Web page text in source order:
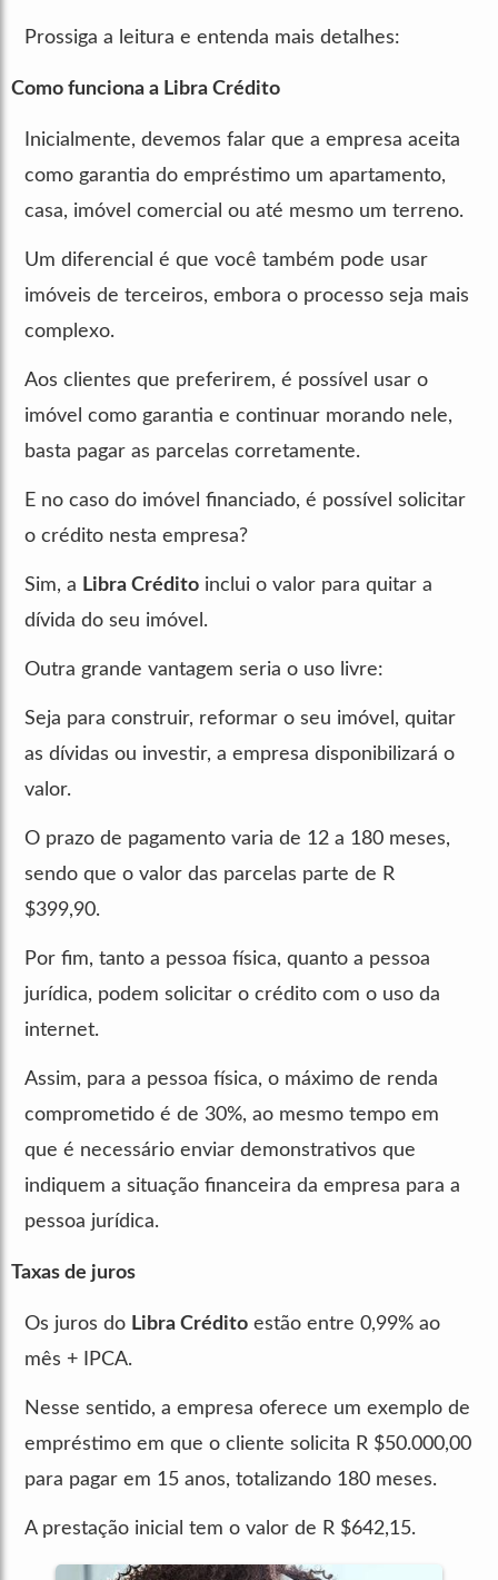
Prossiga a leitura e entenda mais detalhes:
Como funciona a Libra Crédito
Inicialmente, devemos falar que a empresa aceita
como garantia do empréstimo um apartamento,
casa, imóvel comercial ou até mesmo um terreno.
Um diferencial é que você também pode usar
imóveis de terceiros, embora o processo seja mais
complexo.
Aos clientes que preferirem, é possível usar o
imóvel como garantia e continuar morando nele,
basta pagar as parcelas corretamente.
E no caso do imóvel financiado, é possível solicitar
o crédito nesta empresa?
Sim, a Libra Crédito inclui o valor para quitar a
dívida do seu imóvel.
Outra grande vantagem seria o uso livre:
Seja para construir, reformar o seu imóvel, quitar
as dívidas ou investir, a empresa disponibilizará o
valor.
O prazo de pagamento varia de 12 a 180 meses,
sendo que o valor das parcelas parte de R
$399,90.
Por fim, tanto a pessoa física, quanto a pessoa
jurídica, podem solicitar o crédito com o uso da
internet.
Assim, para a pessoa física, o máximo de renda
comprometido é de 30%, ao mesmo tempo em
que é necessário enviar demonstrativos que
indiquem a situação financeira da empresa para a
pessoa jurídica.
Taxas de juros
Os juros do Libra Crédito estão entre 0,99% ao
mês + IPCA.
Nesse sentido, a empresa oferece um exemplo de
empréstimo em que o cliente solicita R $50.000,00
para pagar em 15 anos, totalizando 180 meses.
A prestação inicial tem o valor de R $642,15.